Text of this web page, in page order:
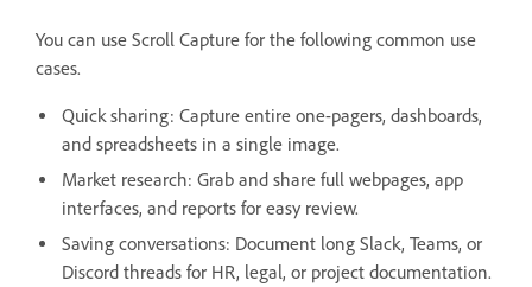
You can use Scroll Capture for the following common use
cases.
Quick sharing: Capture entire one-pagers, dashboards,
and spreadsheets in a single image.
Market research: Grab and share full webpages, app
interfaces, and reports for easy review.
Saving conversations: Document long Slack, Teams, or
Discord threads for HR, legal, or project documentation.